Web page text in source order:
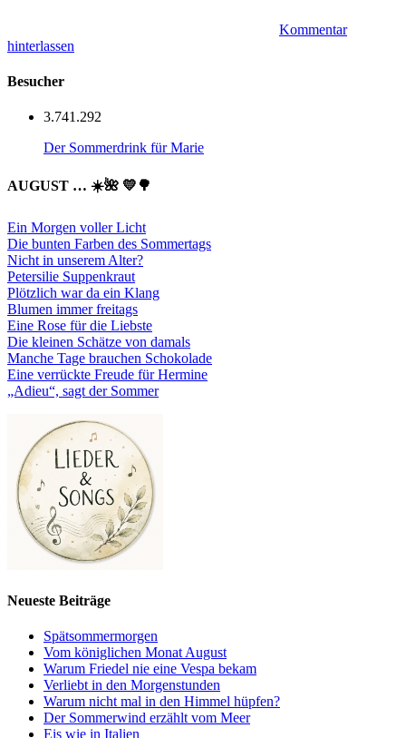
Kommentar
hinterlassen
Besucher
3.741.292
Der Sommerdrink für Marie
AUGUST … ☀️🌺 💛🌳
Ein Morgen voller Licht
Die bunten Farben des Sommertags
Nicht in unserem Alter?
Petersilie Suppenkraut
Plötzlich war da ein Klang
Blumen immer freitags
Eine Rose für die Liebste
Die kleinen Schätze von damals
Manche Tage brauchen Schokolade
Eine verrückte Freude für Hermine
„Adieu“, sagt der Sommer
Neueste Beiträge
Spätsommermorgen
Vom königlichen Monat August
Warum Friedel nie eine Vespa bekam
Verliebt in den Morgenstunden
Warum nicht mal in den Himmel hüpfen?
Der Sommerwind erzählt vom Meer
Eis wie in Italien